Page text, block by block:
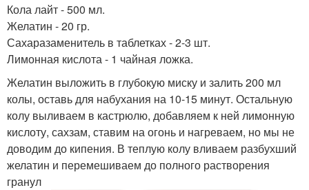
Кола лайт - 500 мл.
Желатин - 20 гр.
Сахаразаменитель в таблетках - 2-3 шт.
Лимонная кислота - 1 чайная ложка.
Желатин выложить в глубокую миску и залить 200 мл
колы, оставь для набухания на 10-15 минут. Остальную
колу выливаем в кастрюлю, добавляем к ней лимонную
кислоту, сахзам, ставим на огонь и нагреваем, но мы не
доводим до кипения. В теплую колу вливаем разбухший
желатин и перемешиваем до полного растворения
гранул